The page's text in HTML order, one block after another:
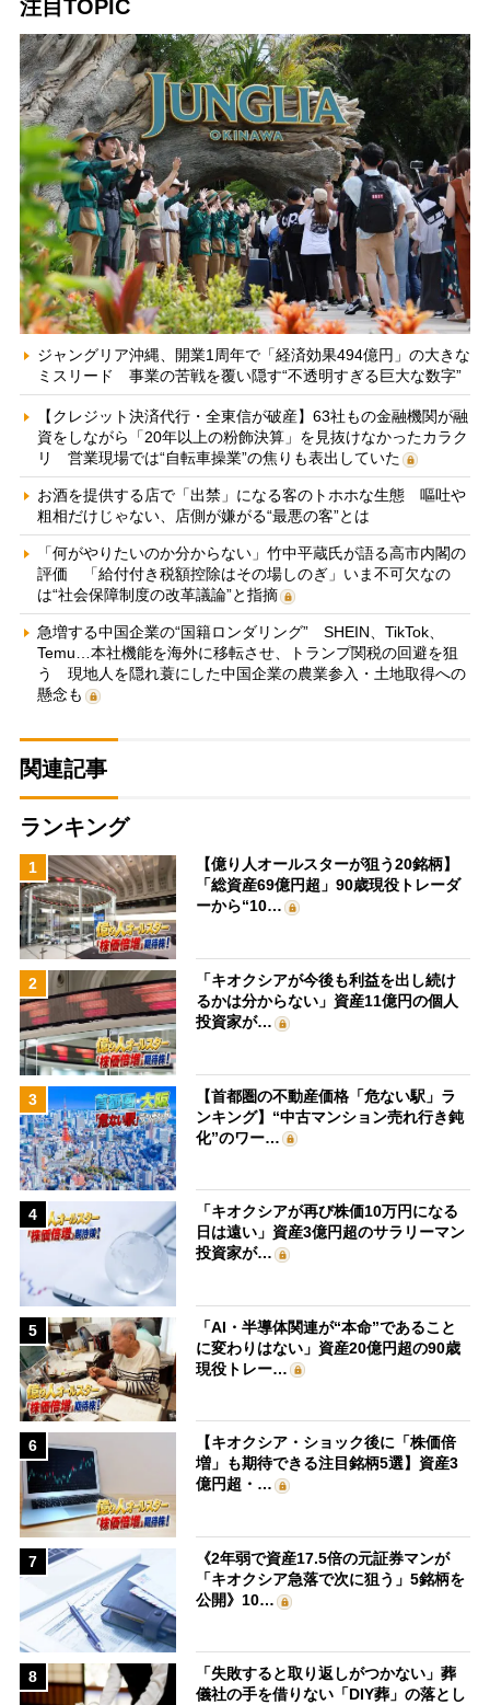
注目TOPIC
ジャングリア沖縄、開業1周年で「経済効果494億円」の大きな
ミスリード 事業の苦戦を覆い隠す“不透明すぎる巨大な数字”
【クレジット決済代行・全東信が破産】63社もの金融機関が融
資をしながら「20年以上の粉飾決算」を見抜けなかったカラク
リ 営業現場では“自転車操業”の焦りも表出していた
お酒を提供する店で「出禁」になる客のトホホな生態 嘔吐や
粗相だけじゃない、店側が嫌がる“最悪の客”とは
「何がやりたいのか分からない」竹中平蔵氏が語る高市内閣の
評価 「給付付き税額控除はその場しのぎ」いま不可欠なの
は“社会保障制度の改革議論”と指摘
急増する中国企業の“国籍ロンダリング” SHEIN、TikTok、
Temu…本社機能を海外に移転させ、トランプ関税の回避を狙
う 現地人を隠れ蓑にした中国企業の農業参入・土地取得への
懸念も
関連記事
ランキング
1
【億り人オールスターが狙う20銘柄】
「総資産69億円超」90歳現役トレーダ
ーから“10…
2
「キオクシアが今後も利益を出し続け
るかは分からない」資産11億円の個人
投資家が…
3
【首都圏の不動産価格「危ない駅」ラ
ンキング】“中古マンション売れ行き鈍
化”のワー…
4
「キオクシアが再び株価10万円になる
日は遠い」資産3億円超のサラリーマン
投資家が…
5
「AI・半導体関連が“本命”であること
に変わりはない」資産20億円超の90歳
現役トレー…
6
【キオクシア・ショック後に「株価倍
増」も期待できる注目銘柄5選】資産3
億円超・…
7
《2年弱で資産17.5倍の元証券マンが
「キオクシア急落で次に狙う」5銘柄を
公開》10…
8
「失敗すると取り返しがつかない」葬
儀社の手を借りない「DIY葬」の落とし